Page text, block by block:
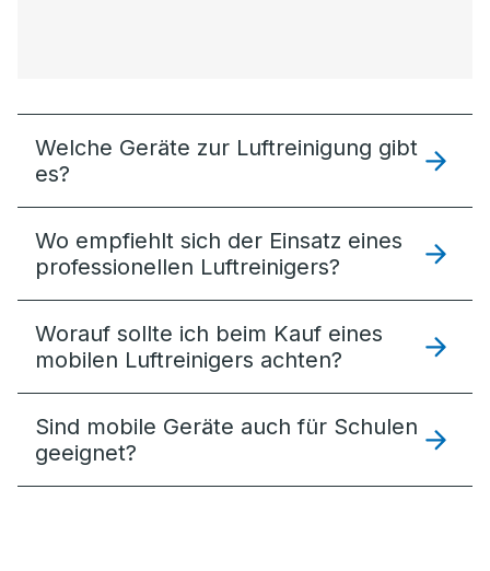
Welche Geräte zur Luftreinigung gibt
es?
Wo empfiehlt sich der Einsatz eines
professionellen Luftreinigers?
Worauf sollte ich beim Kauf eines
mobilen Luftreinigers achten?
Sind mobile Geräte auch für Schulen
geeignet?